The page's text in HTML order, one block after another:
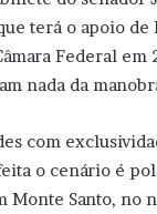
terá o apoio
Federal em
nada da
com
o cenário é
Monte Santo, no